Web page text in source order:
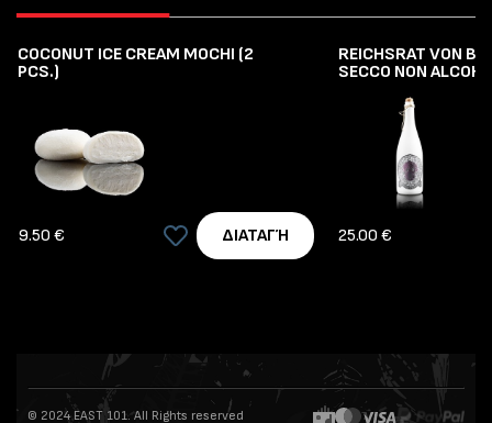
COCONUT ICE CREAM MOCHI (2
PCS.)
9.50 € ΔΙΑΤΑΓΉ
REICHSRAT VON
SECCO NON
25.00 €
© 2024 EAST 101. All Rights reserved